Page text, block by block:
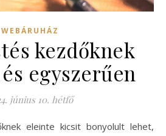
WEBÁRUHÁZ
kezdőknek
egyszerűen
június 10. hétfő